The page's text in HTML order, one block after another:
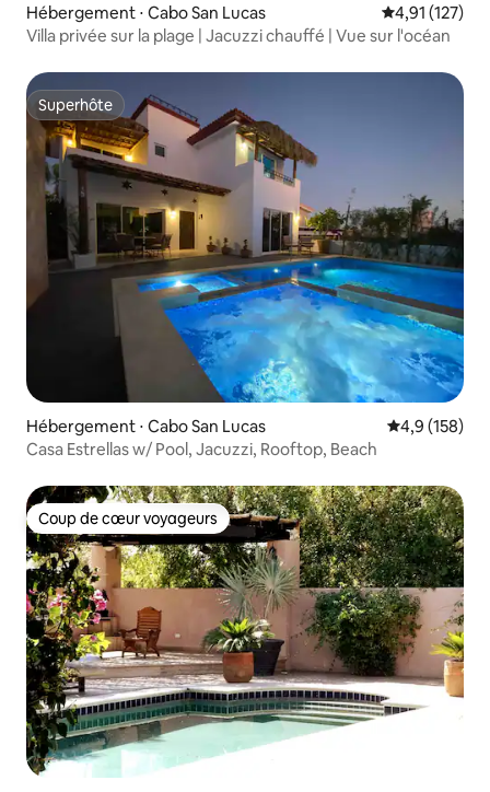
Hébergement ⋅ Cabo San Lucas Évaluation
4,91 (127)
Villa privée sur la plage | Jacuzzi chauffé | Vue sur l'océan
Superhôte
Superhôte
Hébergement ⋅ Cabo San Lucas Évaluation
4,9 (158)
Casa Estrellas w/ Pool, Jacuzzi, Rooftop, Beach
Coup de cœur voyageurs
Coup de cœur voyageurs